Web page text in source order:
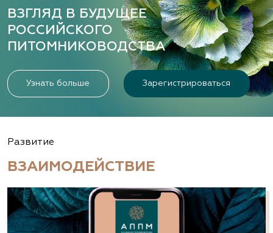
ВЗГЛЯД В БУДУЩЕЕ
РОССИЙСКОГО
ПИТОМНИКОВОДСТВА
Узнать больше Зарегистрироваться
Развитие
ВЗАИМОДЕЙСТВИЕ